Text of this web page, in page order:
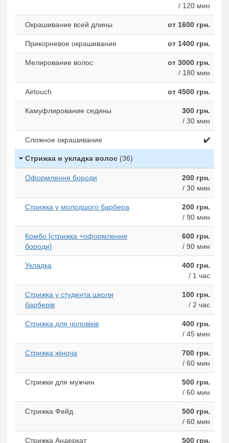
/ 120 мин
Окрашивание всей длины от 1600 грн.
Прикорневое окрашивание от 1400 грн.
Мелирование волос
от 3000 грн.
/ 180 мин
Airtouch от 4500 грн.
Камуфлирование седины
300 грн.
/ 30 мин
Сложное окрашивание ✔️
Стрижка и укладка волос (36)
Оформлення бороди
200 грн.
/ 30 мин
Стрижка у молодшого барбера
200 грн.
/ 90 мин
Комбо [стрижка +оформлення
бороди]
600 грн.
/ 90 мин
Укладка
400 грн.
/ 1 час
Стрижка у студента школи
барберів
100 грн.
/ 2 час
Стрижка для чоловіків
400 грн.
/ 45 мин
Стрижка жіноча
700 грн.
/ 60 мин
Стрижки для мужчин
500 грн.
/ 60 мин
Стрижка Фейд
500 грн.
/ 60 мин
Стрижка Андеркат 500 грн.